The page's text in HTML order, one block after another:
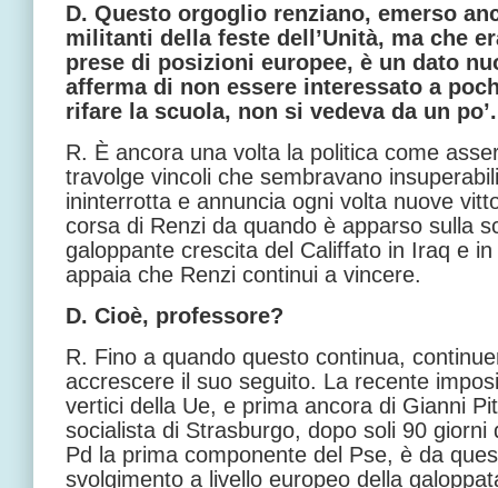
D. Questo orgoglio renziano, emerso
militanti della feste dell’Unità, ma che
prese di posizioni europee, è un dato
afferma di non essere interessato a
rifare la scuola, non si vedeva da un
R. È ancora una volta la politica come
travolge vincoli che sembravano
ininterrotta e annuncia ogni volta nuove
corsa di Renzi da quando è apparso sulla
galoppante crescita del Califfato in Iraq e
appaia che Renzi continui a vincere.
D. Cioè, professore?
R. Fino a quando questo continua,
accrescere il suo seguito. La recente
vertici della Ue, e prima ancora di Gianni
socialista di Strasburgo, dopo soli 90
Pd la prima componente del Pse, è da
svolgimento a livello europeo della